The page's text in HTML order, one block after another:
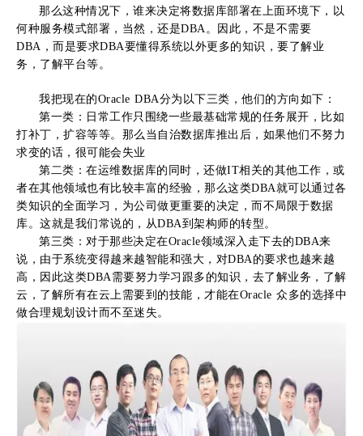
那么这种情况下，谁来决定将数据库部署在上面环境下，以
何种服务模式部署，当然，还是DBA。因此，不是不需要
DBA，而是要求DBA要懂得系统以外更多的知识，要了解业
务，了解平台等。
我把现在的Oracle DBA分为以下三类，他们的方向如下：
第一类：日常工作只围绕一些最基础常规的任务展开，比如
打补丁，扩容等等。那么当自治数据库推出后，如果他们不努力
求变的话，很可能会失业
第二类：在运维数据库的同时，还做IT相关的其他工作，或
者在其他领域也有比较丰富的经验，那么这类DBA就可以通过各
类知识的全面学习，为公司做更重要的决定，而不局限于数据
库。这就是我们常说的，从DBA到架构师的转型。
第三类：对于那些决定在Oracle领域深入走下去的DBA来
说，由于系统变得越来越智能和强大，对DBA的要求也越来越
高，因此这类DBA需要努力学习跟多的知识，去了解业务，了解
云，了解所有在云上需要到的技能，才能在Oracle 众多的选择中
做合理规划设计而不至迷失。